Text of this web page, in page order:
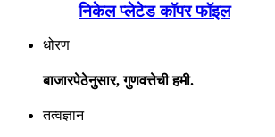
निकेल प्लेटेड कॉपर फॉइल
धोरण
बाजारपेठेनुसार, गुणवत्तेची हमी.
तत्वज्ञान